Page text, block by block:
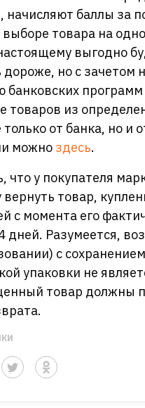
начисляют баллы за
товара на
выгодно
дороже, но с зачетом
программ
товаров из
от банка, но и
можно здесь.
у покупателя
вернуть товар,
с момента его
дней. Разумеется,
с
упаковки не
товар должны